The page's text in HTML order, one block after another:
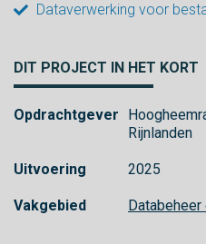
Dataverwerking voor
DIT PROJECT IN HET KORT
Opdrachtgever
Rijnlanden
Uitvoering 2025
Vakgebied Databeheer